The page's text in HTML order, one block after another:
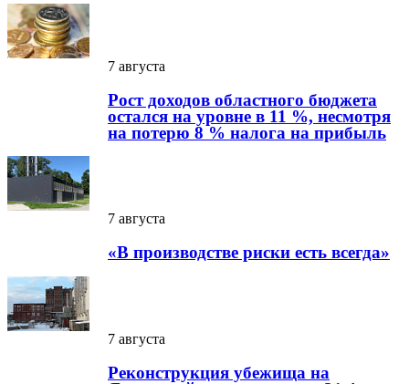
7 августа
Рост доходов областного бюджета
остался на уровне в 11 %, несмотря
на потерю 8 % налога на прибыль
7 августа
«В производстве риски есть всегда»
7 августа
Реконструкция убежища на